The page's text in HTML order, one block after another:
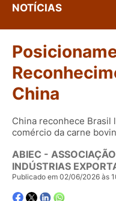
NOTÍCIAS
China
China reconhece
comércio da carne
ABIEC -
INDÚSTRIAS
Publicado em 02/06/2026 às